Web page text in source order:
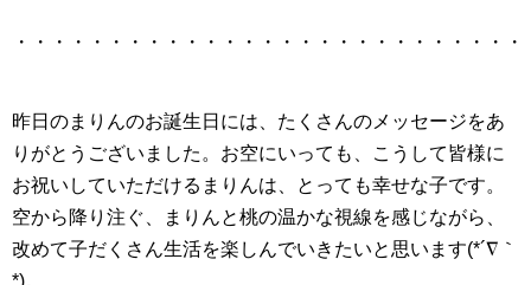
・・・・・・・・・・・・・・・・・・・・・・・・・・・
昨日のまりんのお誕生日には、たくさんのメッセージをあ
りがとうございました。お空にいっても、こうして皆様に
お祝いしていただけるまりんは、とっても幸せな子です。
空から降り注ぐ、まりんと桃の温かな視線を感じながら、
改めて子だくさん生活を楽しんでいきたいと思います(*´∇｀